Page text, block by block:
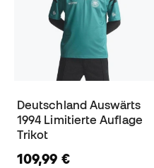
Deutschland Auswärts
1994 Limitierte Auflage
Trikot
109,99 €